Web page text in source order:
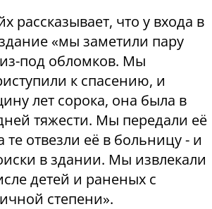
рассказывает, что у входа в
«мы заметили пару
под обломков. Мы
к спасению, и
лет сорока, она была в
тяжести. Мы передали её
отвезли её в больницу - и
в здании. Мы извлекали
детей и раненых с
степени».